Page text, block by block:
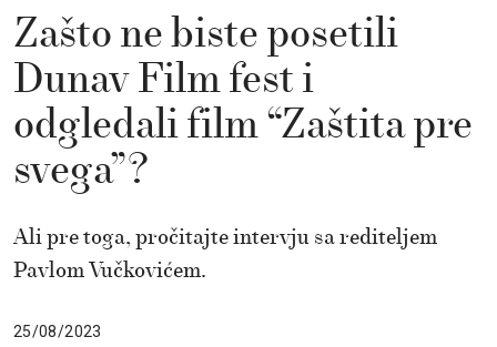
Zašto ne biste posetili
Dunav Film fest i
odgledali film “Zaštita pre
svega”?
Ali pre toga, pročitajte intervju sa rediteljem
Pavlom Vučkovićem.
25/08/2023